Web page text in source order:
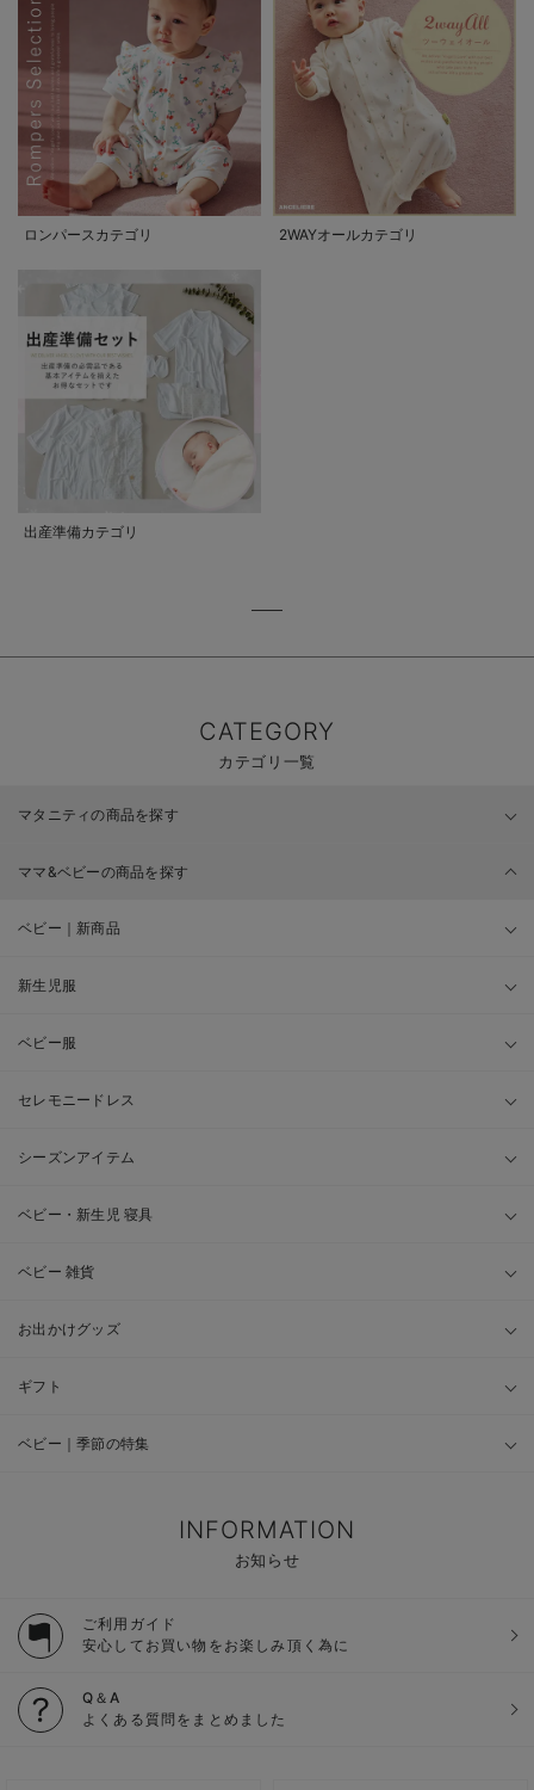
ロンパースカテゴリ 2WAYオールカテゴリ
出産準備カテゴリ
CATEGORY
カテゴリ一覧
マタニティの商品を探す
ママ&ベビーの商品を探す
ベビー｜新商品
新生児服
ベビー服
セレモニードレス
シーズンアイテム
ベビー・新生児 寝具
ベビー 雑貨
お出かけグッズ
ギフト
ベビー｜季節の特集
INFORMATION
お知らせ
ご利用ガイド
安心してお買い物をお楽しみ頂く為に
Q＆A
よくある質問をまとめました